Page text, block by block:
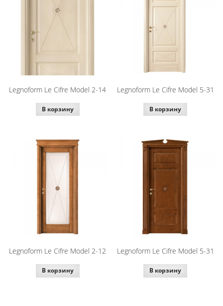
Legnoform Le Cifre Model 2-14
В корзину
Legnoform Le Cifre Model 5-31
В корзину
Legnoform Le Cifre Model 2-12
В корзину
Legnoform Le Cifre Model 5-31
В корзину